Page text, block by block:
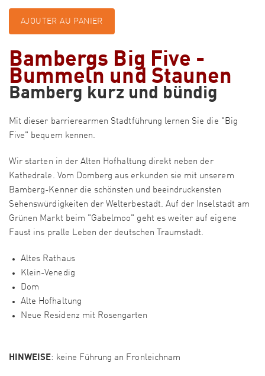
AJOUTER AU PANIER
Bambergs Big Five -
Bummeln und Staunen
Bamberg kurz und bündig
Mit dieser barrierearmen Stadtführung lernen Sie die "Big
Five" bequem kennen.
Wir starten in der Alten Hofhaltung direkt neben der
Kathedrale. Vom Domberg aus erkunden sie mit unserem
Bamberg-Kenner die schönsten und beeindruckensten
Sehenswürdigkeiten der Welterbestadt. Auf der Inselstadt am
Grünen Markt beim "Gabelmoo" geht es weiter auf eigene
Faust ins pralle Leben der deutschen Traumstadt.
Altes Rathaus
Klein-Venedig
Dom
Alte Hofhaltung
Neue Residenz mit Rosengarten
HINWEISE: keine Führung an Fronleichnam